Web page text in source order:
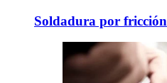
Soldadura por fricción